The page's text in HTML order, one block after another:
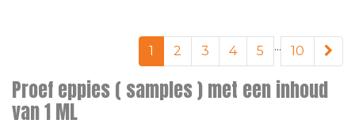
1 2 3 4 5 ... 10
Proef eppies ( samples ) met een inhoud
van 1 ML